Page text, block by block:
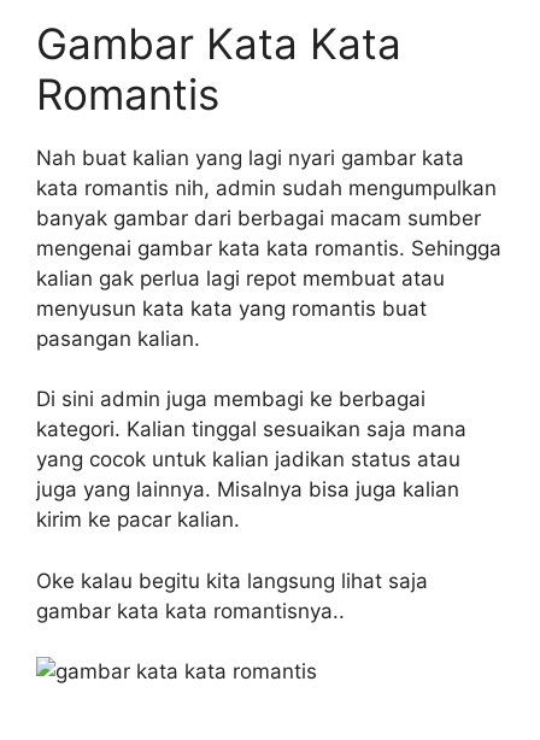
Gambar Kata Kata
Romantis
Nah buat kalian yang lagi nyari gambar kata
kata romantis nih, admin sudah mengumpulkan
banyak gambar dari berbagai macam sumber
mengenai gambar kata kata romantis. Sehingga
kalian gak perlua lagi repot membuat atau
menyusun kata kata yang romantis buat
pasangan kalian.
Di sini admin juga membagi ke berbagai
kategori. Kalian tinggal sesuaikan saja mana
yang cocok untuk kalian jadikan status atau
juga yang lainnya. Misalnya bisa juga kalian
kirim ke pacar kalian.
Oke kalau begitu kita langsung lihat saja
gambar kata kata romantisnya..